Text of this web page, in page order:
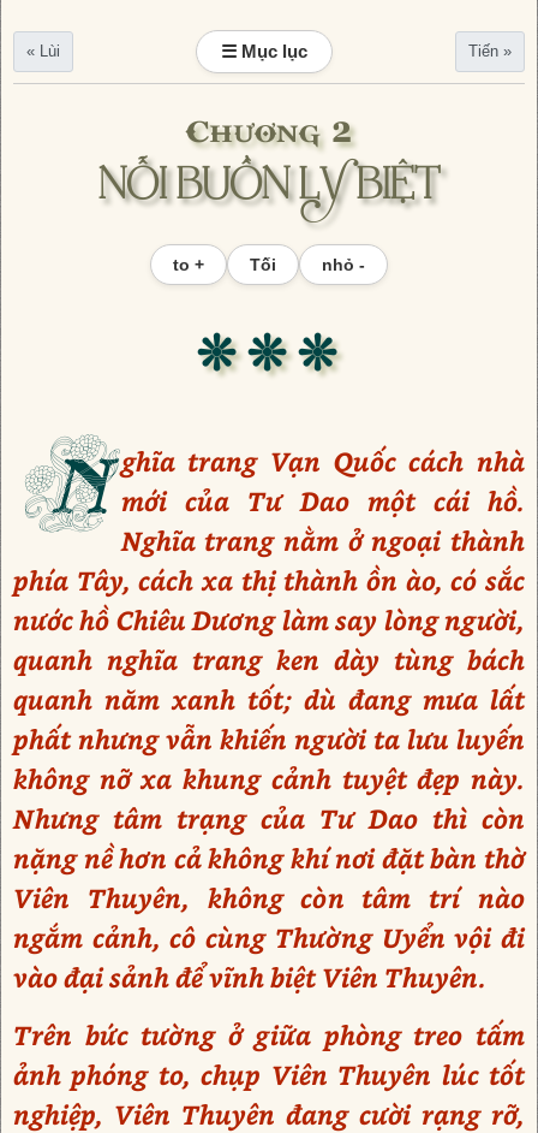
« Lùi ☰ Mục lục Tiến »
Chương 2
NỖI BUỒN LY BIỆT
to + Tối nhỏ -
❊ ❊ ❊
N ghĩa trang Vạn Quốc cách nhà
mới của Tư Dao một cái hồ.
Nghĩa trang nằm ở ngoại thành
phía Tây, cách xa thị thành ồn ào, có sắc
nước hồ Chiêu Dương làm say lòng người,
quanh nghĩa trang ken dày tùng bách
quanh năm xanh tốt; dù đang mưa lất
phất nhưng vẫn khiến người ta lưu luyến
không nỡ xa khung cảnh tuyệt đẹp này.
Nhưng tâm trạng của Tư Dao thì còn
nặng nề hơn cả không khí nơi đặt bàn thờ
Viên Thuyên, không còn tâm trí nào
ngắm cảnh, cô cùng Thường Uyển vội đi
vào đại sảnh để vĩnh biệt Viên Thuyên.
Trên bức tường ở giữa phòng treo tấm
ảnh phóng to, chụp Viên Thuyên lúc tốt
nghiệp, Viên Thuyên đang cười rạng rỡ,